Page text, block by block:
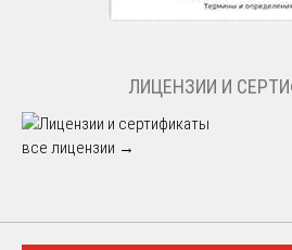
ЛИЦЕНЗИИ И
все лицензии →